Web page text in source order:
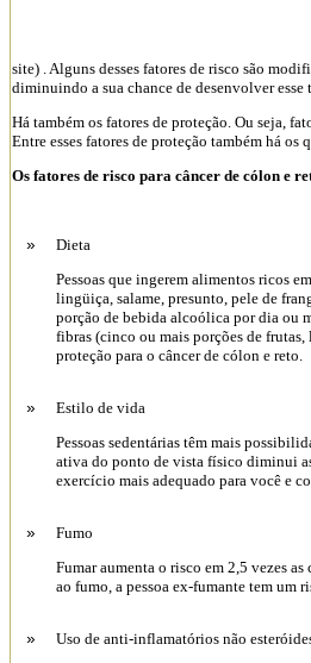
site) . Alguns desses fatores de risco são
diminuindo a sua chance de desenvolver esse
Há também os fatores de proteção. Ou seja,
Entre esses fatores de proteção também há
Os fatores de risco para câncer de cólon e
»
Dieta
Pessoas que ingerem alimentos ricos
lingüiça, salame, presunto, pele de
porção de bebida alcoólica por dia ou
fibras (cinco ou mais porções de
proteção para o câncer de cólon e reto.
»
Estilo de vida
Pessoas sedentárias têm mais
ativa do ponto de vista físico diminui
exercício mais adequado para você e
»
Fumo
Fumar aumenta o risco em 2,5 vezes
ao fumo, a pessoa ex-fumante tem um
»
Uso de anti-inflamatórios não